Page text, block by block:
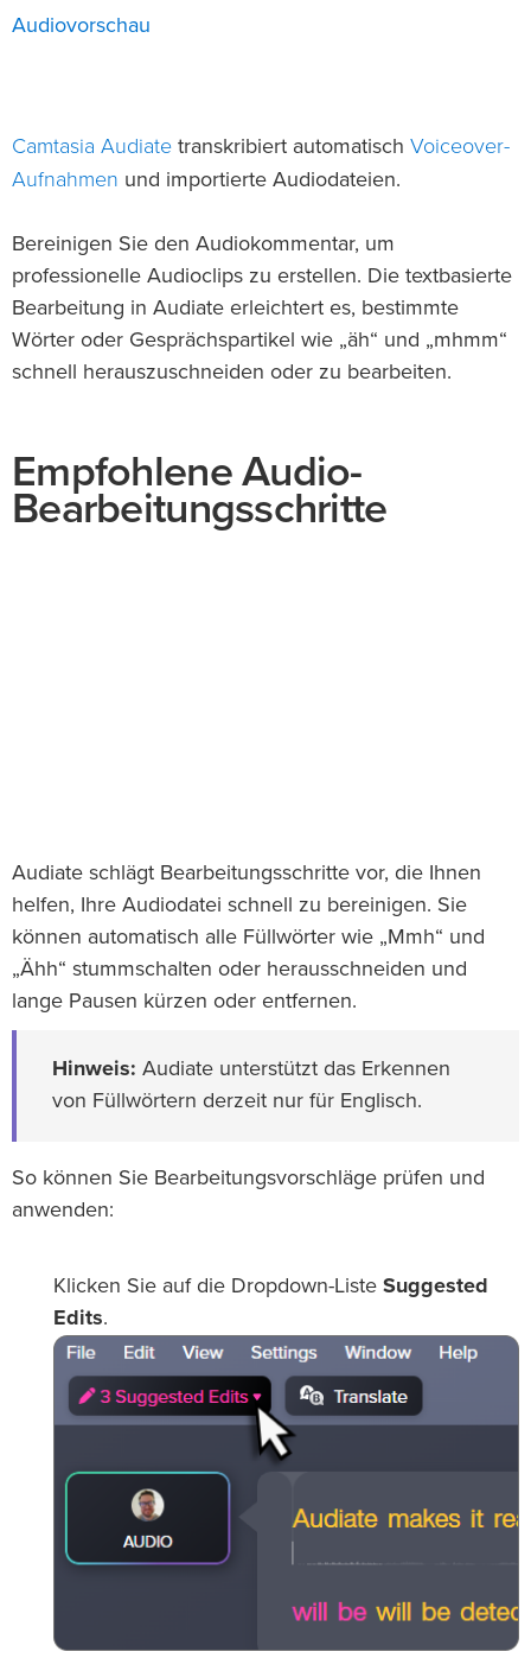
Camtasia Audiate transkribiert automatisch Voiceover-
Aufnahmen und importierte Audiodateien.
Bereinigen Sie den Audiokommentar, um
professionelle Audioclips zu erstellen. Die textbasierte
Bearbeitung in Audiate erleichtert es, bestimmte
Wörter oder Gesprächspartikel wie „äh“ und „mhmm“
schnell herauszuschneiden oder zu bearbeiten.
Empfohlene Audio-
Bearbeitungsschritte
Audiate schlägt Bearbeitungsschritte vor, die Ihnen
helfen, Ihre Audiodatei schnell zu bereinigen. Sie
können automatisch alle Füllwörter wie „Mmh“ und
„Ähh“ stummschalten oder herausschneiden und
lange Pausen kürzen oder entfernen.
Hinweis: Audiate unterstützt das Erkennen
von Füllwörtern derzeit nur für Englisch.
So können Sie Bearbeitungsvorschläge prüfen und
anwenden:
Klicken Sie auf die Dropdown-Liste Suggested
Edits.
Audiovorschau